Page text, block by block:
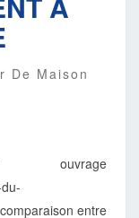
De Maison
ouvrage
entre